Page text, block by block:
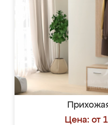
Цена: от